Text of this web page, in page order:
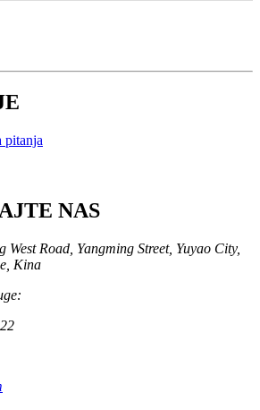
pitanja
NAS
West Road, Yangming Street, Yuyao City,
Kina